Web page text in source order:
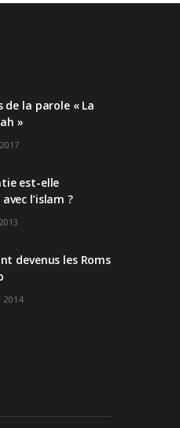
la parole « La
»
est-elle
l’islam ?
devenus les Roms
2014